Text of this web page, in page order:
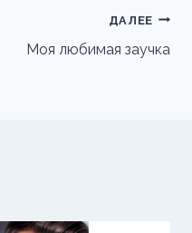
ДАЛЕЕ
Моя любимая заучка